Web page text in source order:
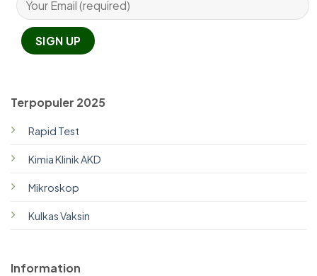
Terpopuler 2025
Rapid Test
Kimia Klinik AKD
Mikroskop
Kulkas Vaksin
Information